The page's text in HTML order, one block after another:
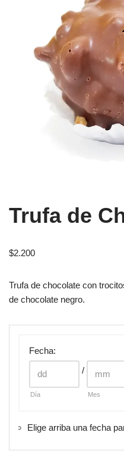
Trufa de
$2.200
Trufa de chocolate con
de chocolate negro.
Fecha:
Día
/
Mes
Elige arriba una fecha